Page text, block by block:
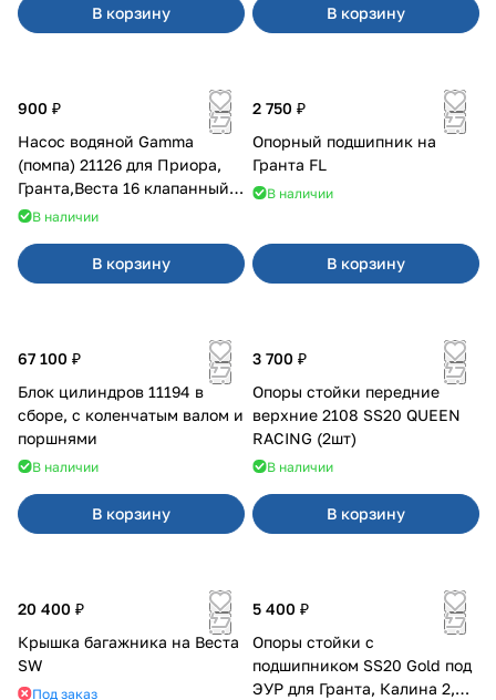
В корзину В корзину
900 ₽
Насос водяной Gamma
(помпа) 21126 для Приора,
Гранта,Веста 16 клапанный
двигатель.
В наличии
В корзину
2 750 ₽
Опорный подшипник на
Гранта FL
В наличии
В корзину
67 100 ₽
Блок цилиндров 11194 в
сборе, с коленчатым валом и
поршнями
В наличии
В корзину
3 700 ₽
Опоры стойки передние
верхние 2108 SS20 QUEEN
RACING (2шт)
В наличии
В корзину
20 400 ₽
Крышка багажника на Веста
SW
Под заказ
5 400 ₽
Опоры стойки с
подшипником SS20 Gold под
ЭУР для Гранта, Калина 2,